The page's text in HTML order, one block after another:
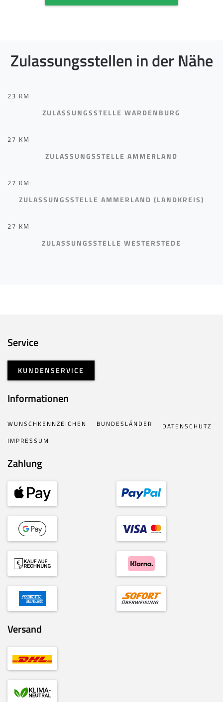
Zulassungsstellen in der Nähe
23 KM
ZULASSUNGSSTELLE WARDENBURG
27 KM
ZULASSUNGSSTELLE AMMERLAND
27 KM
ZULASSUNGSSTELLE AMMERLAND (LANDKREIS)
27 KM
ZULASSUNGSSTELLE WESTERSTEDE
Service
KUNDENSERVICE
Informationen
WUNSCHKENNZEICHEN BUNDESLÄNDER
DATENSCHUTZ
IMPRESSUM
Zahlung
Versand